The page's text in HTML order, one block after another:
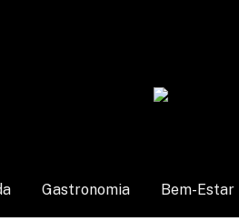
Gastronomia Bem-Estar